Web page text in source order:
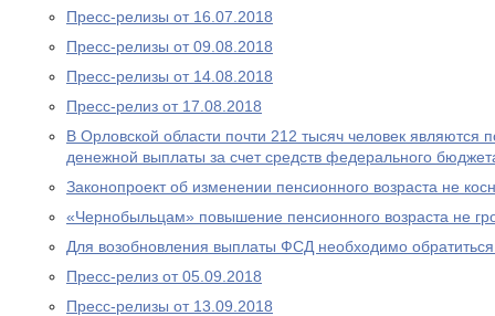
Пресс-релизы от 16.07.2018
Пресс-релизы от 09.08.2018
Пресс-релизы от 14.08.2018
Пресс-релиз от 17.08.2018
В Орловской области почти 212 тысяч человек являются
денежной выплаты за счет средств федерального
Законопроект об изменении пенсионного возраста не
«Чернобыльцам» повышение пенсионного возраста не
Для возобновления выплаты ФСД необходимо
Пресс-релиз от 05.09.2018
Пресс-релизы от 13.09.2018